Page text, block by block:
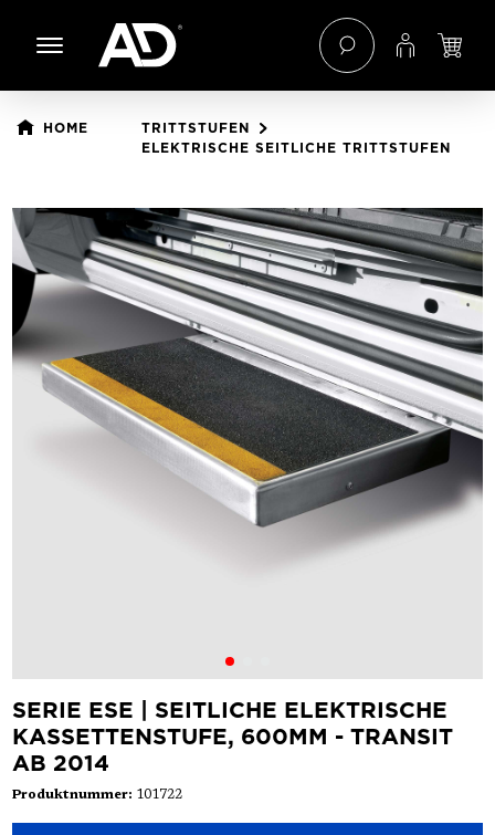
Hauptinhalt springen
Zur Navigation der B2B-Plattform springen
HOME
TRITTSTUFEN
ELEKTRISCHE SEITLICHE TRITTSTUFEN
Bildergalerie überspringen
SERIE ESE | SEITLICHE ELEKTRISCHE
KASSETTENSTUFE, 600MM - TRANSIT
AB 2014
Produktnummer: 101722